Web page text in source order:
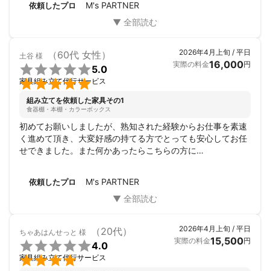
依頼したプロ M's PARTNER
土谷 様 （60代 女性）


5.0
家具組み立て代行サービス
2026年4月上旬 / 平日
実際の料金16,000円
組み立てを依頼した家具その1
食器棚・本棚・カラーボックス
初めてお願いしましたが、熟知された経験からお仕事を素速
く進めて頂き、大変好感の持てる方でとっても安心してお任
せできました。また何かあったらこちらの方に
依頼したプロ M's PARTNER
ちゃあはんせっと 様 （20代）


4.0
家具組み立て代行サービス
2026年4月上旬 / 平日
実際の料金15,500円